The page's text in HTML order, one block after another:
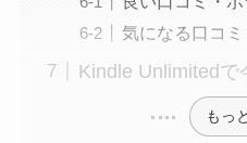
気になる口コ
Kindle Unlimitedで
もっ